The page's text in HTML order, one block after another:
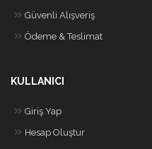
Güvenli Alışveriş
Ödeme & Teslimat
KULLANICI
Giriş Yap
Hesap Oluştur